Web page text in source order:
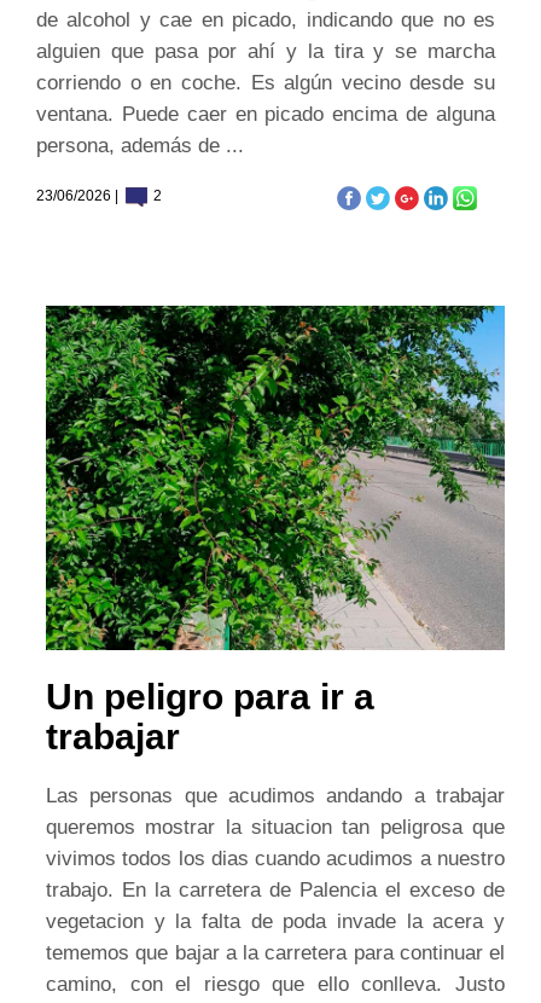
de alcohol y cae en picado, indicando que no es
alguien que pasa por ahí y la tira y se marcha
corriendo o en coche. Es algún vecino desde su
ventana. Puede caer en picado encima de alguna
persona, además de ...
23/06/2026 | 2
Un peligro para ir a
trabajar
Las personas que acudimos andando a trabajar
queremos mostrar la situacion tan peligrosa que
vivimos todos los dias cuando acudimos a nuestro
trabajo. En la carretera de Palencia el exceso de
vegetacion y la falta de poda invade la acera y
tememos que bajar a la carretera para continuar el
camino, con el riesgo que ello conlleva. Justo